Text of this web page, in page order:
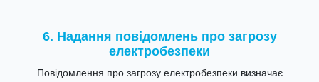
6. Надання повідомлень про загрозу
електробезпеки
Повідомлення про загрозу електробезпеки визначає